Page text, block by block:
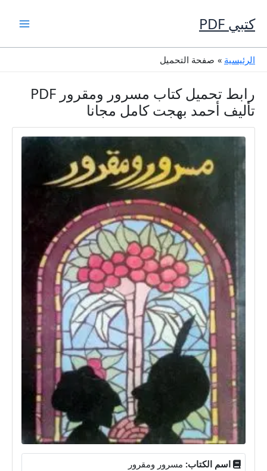
إلى
المحتوى
كتبي PDF
الرئيسية صفحة التحميل
رابط تحميل كتاب مسرور ومقرور PDF
تأليف أحمد بهجت كامل مجانا
اسم الكتاب: مسرور ومقرور